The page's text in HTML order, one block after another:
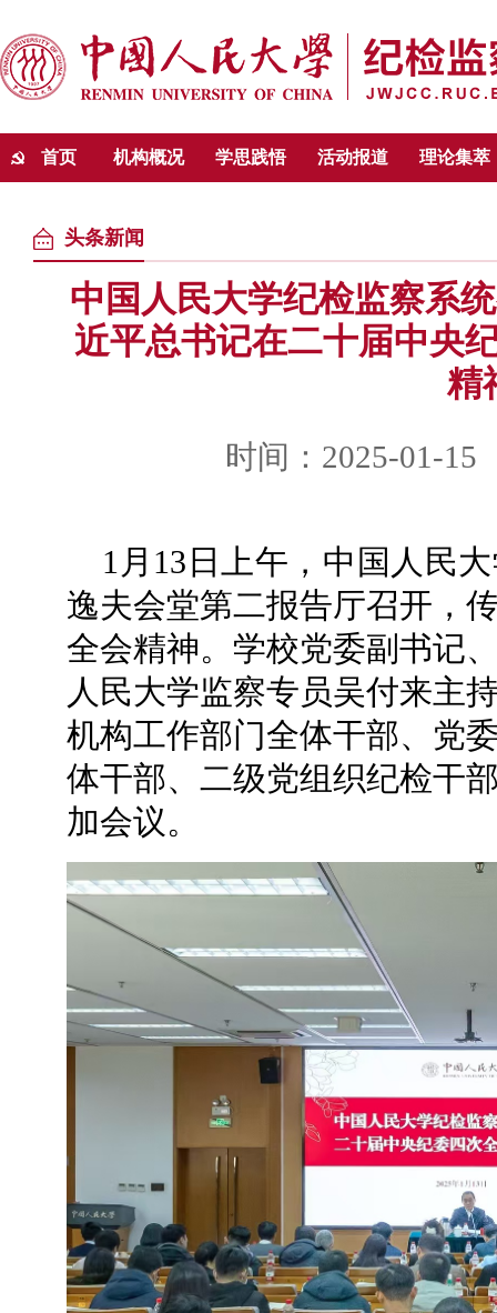
首页 机构概况 学思践悟 活动报道 理论集萃
头条新闻
中国人民大学纪检监察系
近平总书记在二十届中央
精
时间：2025-01-15
1月13日上午，中国人民
逸夫会堂第二报告厅召开，
全会精神。学校党委副书记
人民大学监察专员吴付来主
机构工作部门全体干部、党
体干部、二级党组织纪检干
加会议。